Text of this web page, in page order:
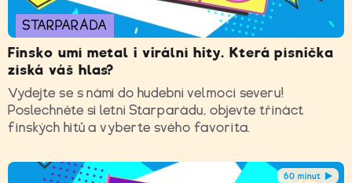
STARPARÁDA
Finsko umí metal i virální hity. Která písnička
získá váš hlas?
Vydejte se s námi do hudební velmoci severu!
Poslechněte si letní Starparádu, objevte třináct
finských hitů a vyberte svého favorita.
60 minut